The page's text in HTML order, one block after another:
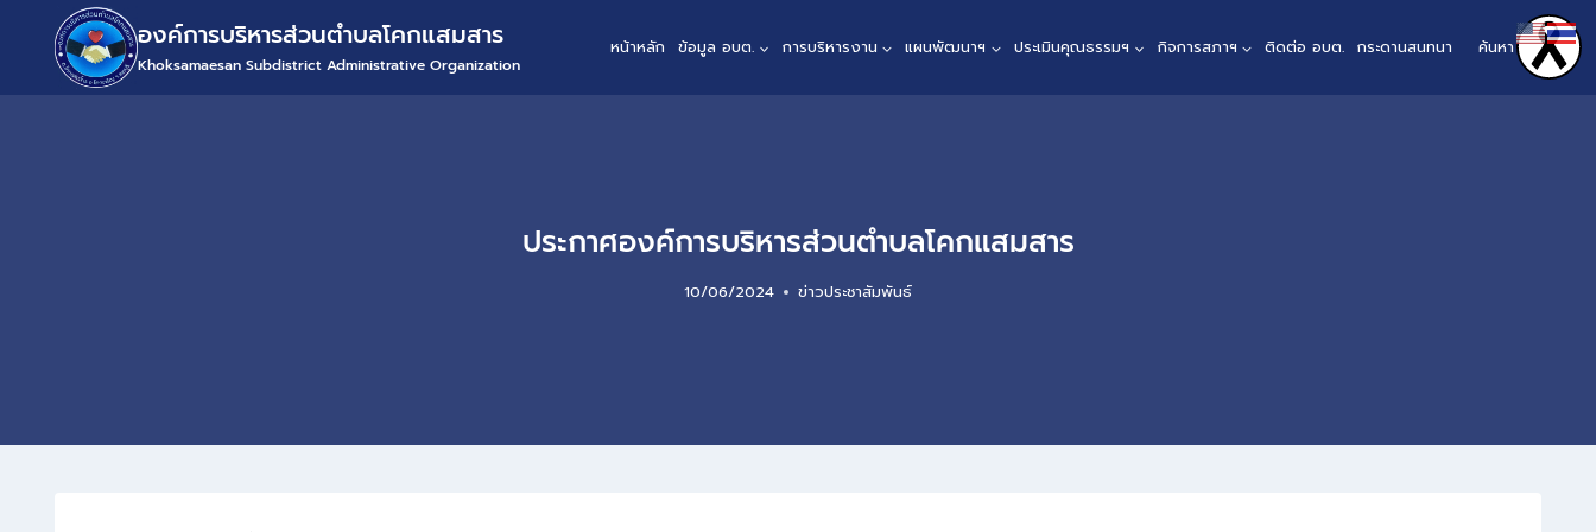
องค์การบริหารส่วนตำบลโคกแสมสาร
Khoksamaesan Subdistrict Administrative Organization
หน้าหลัก ข้อมูล อบต. การบริหารงาน แผนพัฒนาฯ ประเมินคุณธรรมฯ กิจการสภาฯ ติดต่อ อบต. กระดานสนทนา ค้นหา
ประกาศองค์การบริหารส่วนตำบลโคกแสมสาร
10/06/2024 ข่าวประชาสัมพันธ์